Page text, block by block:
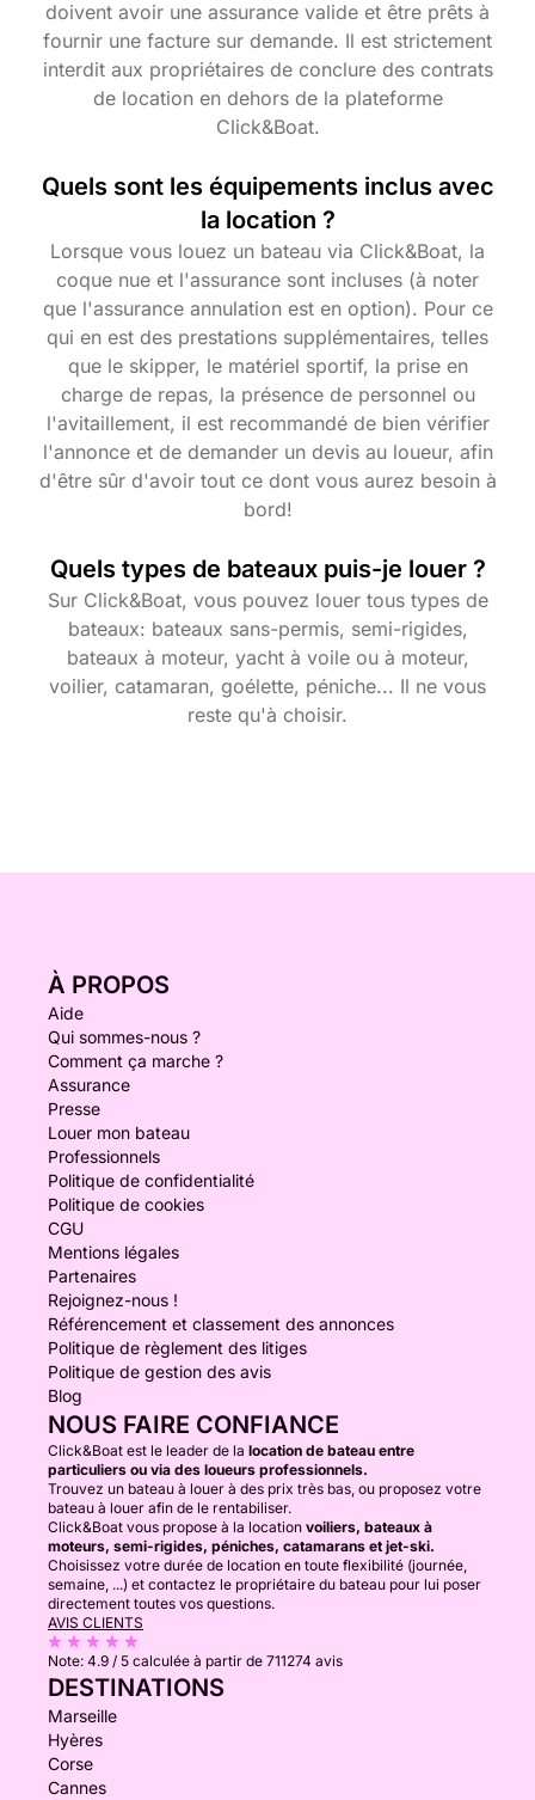
doivent avoir une assurance valide et être prêts à
fournir une facture sur demande. Il est strictement
interdit aux propriétaires de conclure des contrats
de location en dehors de la plateforme
Click&Boat.
Quels sont les équipements inclus avec
la location ?
Lorsque vous louez un bateau via Click&Boat, la
coque nue et l'assurance sont incluses (à noter
que l'assurance annulation est en option). Pour ce
qui en est des prestations supplémentaires, telles
que le skipper, le matériel sportif, la prise en
charge de repas, la présence de personnel ou
l'avitaillement, il est recommandé de bien vérifier
l'annonce et de demander un devis au loueur, afin
d'être sûr d'avoir tout ce dont vous aurez besoin à
bord!
Quels types de bateaux puis-je louer ?
Sur Click&Boat, vous pouvez louer tous types de
bateaux: bateaux sans-permis, semi-rigides,
bateaux à moteur, yacht à voile ou à moteur,
voilier, catamaran, goélette, péniche... Il ne vous
reste qu'à choisir.
À PROPOS
Aide
Qui sommes-nous ?
Comment ça marche ?
Assurance
Presse
Louer mon bateau
Professionnels
Politique de confidentialité
Politique de cookies
CGU
Mentions légales
Partenaires
Rejoignez-nous !
Référencement et classement des annonces
Politique de règlement des litiges
Politique de gestion des avis
Blog
NOUS FAIRE CONFIANCE
Click&Boat est le leader de la location de bateau entre
particuliers ou via des loueurs professionnels.
Trouvez un bateau à louer à des prix très bas, ou proposez votre
bateau à louer afin de le rentabiliser.
Click&Boat vous propose à la location voiliers, bateaux à
moteurs, semi-rigides, péniches, catamarans et jet-ski.
Choisissez votre durée de location en toute flexibilité (journée,
semaine, ...) et contactez le propriétaire du bateau pour lui poser
directement toutes vos questions.
AVIS CLIENTS
Note: 4.9 / 5 calculée à partir de 711274 avis
DESTINATIONS
Marseille
Hyères
Corse
Cannes